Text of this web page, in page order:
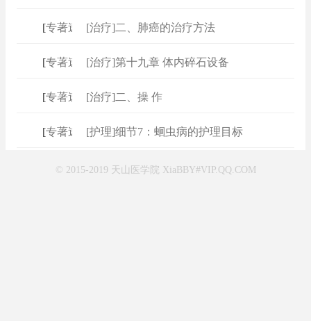
专著速查 ]
[治疗]二、肺癌的治疗方法
专著速查 ]
[治疗]第十九章 体内碎石设备
专著速查 ]
[治疗]二、操 作
专著速查 ]
[护理]细节7：蛔虫病的护理目标
© 2015-2019 天山医学院 XiaBBY#VIP.QQ.COM